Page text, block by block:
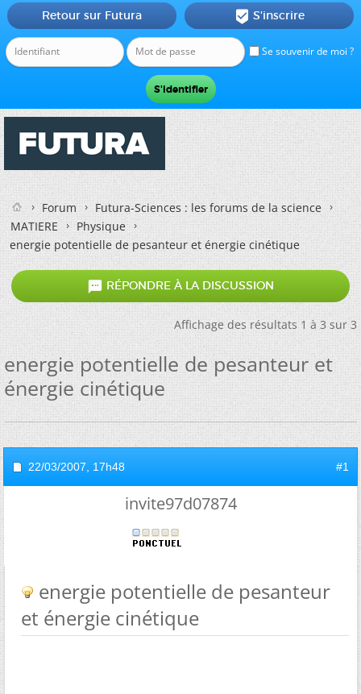
Se souvenir de moi ?
Retour sur Futura  S'inscrire
Forum
Futura-Sciences : les forums de la science
MATIERE
Physique
energie potentielle de pesanteur et énergie cinétique
 RÉPONDRE À LA DISCUSSION
Affichage des résultats 1 à 3 sur 3
energie potentielle de pesanteur et
énergie cinétique
22/03/2007, 17h48 #1
invite97d07874
energie potentielle de pesanteur
et énergie cinétique